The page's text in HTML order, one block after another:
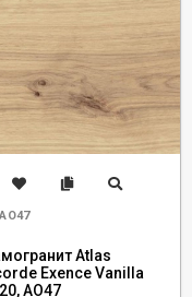
AO47
Atlas
Exence Vanilla
AO47